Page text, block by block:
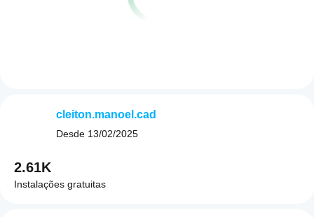
cleiton.manoel.cad
Desde 13/02/2025
2.61K
Instalações gratuitas